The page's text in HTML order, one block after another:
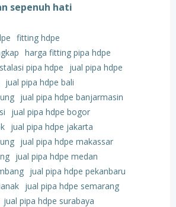
sepenuh hati
fitting hdpe
harga fitting pipa hdpe
pipa hdpe
jual pipa hdpe
jual pipa hdpe bali
jual pipa hdpe banjarmasin
jual pipa hdpe bogor
jual pipa hdpe jakarta
jual pipa hdpe makassar
jual pipa hdpe medan
jual pipa hdpe pekanbaru
jual pipa hdpe semarang
jual pipa hdpe surabaya